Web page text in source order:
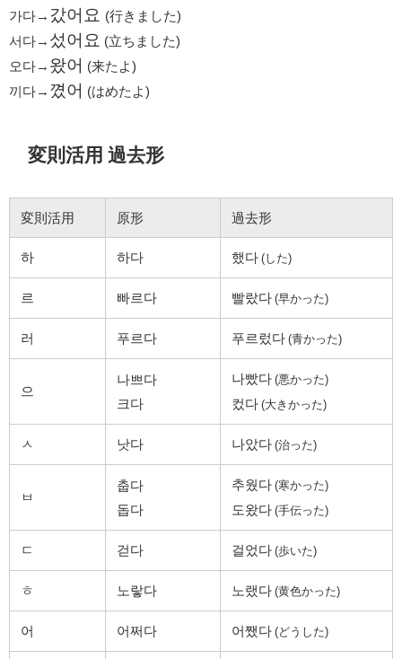
가다→ 갔어요 (行きました)
서다→ 섰어요 (立ちました)
오다→ 왔어 (来たよ)
끼다→ 꼈어 (はめたよ)
変則活用 過去形
変則活用 原形 過去形
하 하다 했다 (した)
르 빠르다 빨랐다 (早かった)
러 푸르다 푸르렀다 (青かった)
으
나쁘다
크다
나빴다 (悪かった)
컸다 (大きかった)
ㅅ 낫다 나았다 (治った)
ㅂ
춥다
돕다
추웠다 (寒かった)
도왔다 (手伝った)
ㄷ 걷다 걸었다 (歩いた)
ㅎ 노랗다 노랬다 (黄色かった)
어 어쩌다 어쨌다 (どうした)